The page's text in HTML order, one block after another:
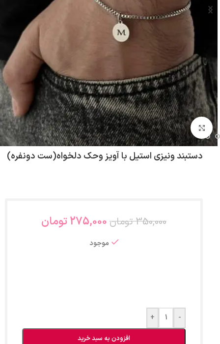
بزرگنمایی تصویر
دستبند ونیزی استیل با آویز و‌حک دلخواه(ست دونفره)
350,000 تومان 275,000تومان
موجود
-
+
افزودن به سبد خرید